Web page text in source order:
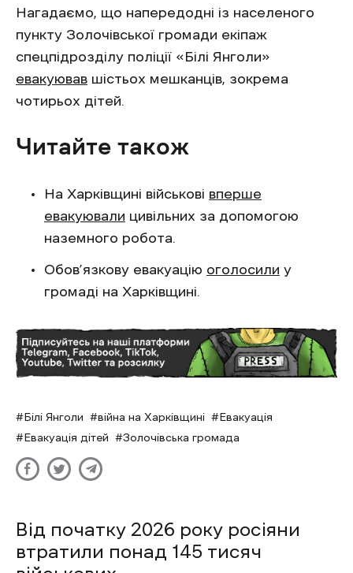
Нагадаємо, що напередодні із населеного
пункту Золочівської громади екіпаж
спецпідрозділу поліції «Білі Янголи»
евакуював шістьох мешканців, зокрема
чотирьох дітей.
Читайте також
На Харківщині військові вперше
евакуювали цивільних за допомогою
наземного робота.
Обов’язкову евакуацію оголосили у
громаді на Харківщині.
Білі Янголи війна на Харківщині
Евакуація
Евакуація дітей
Золочівська громада
Від початку 2026 року росіяни
втратили понад 145 тисяч